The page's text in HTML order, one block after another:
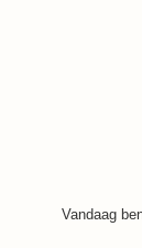
Vandaag